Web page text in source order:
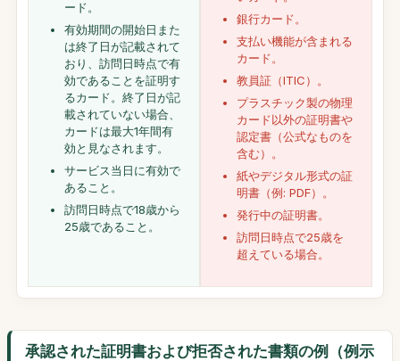
ード。
有効期間の開始日また
は終了日が記載されて
おり、訪問日時点で有
効であることを証明す
るカード。終了日が記
載されていない場合、
カードは最大1年間有
効と見なされます。
サービス当日に有効で
あること。
訪問日時点で18歳から
25歳であること。
銀行カード。
支払い機能が含まれる
カード。
教員証（ITIC）。
プラスチック製の物理
カード以外の証明書や
認定書（公式なものを
含む）。
紙やデジタル形式の証
明書（例: PDF）。
発行中の証明書。
訪問日時点で25歳を
超えている場合。
承認された証明書および拒否された書類の例（例示